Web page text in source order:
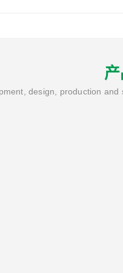
design, production